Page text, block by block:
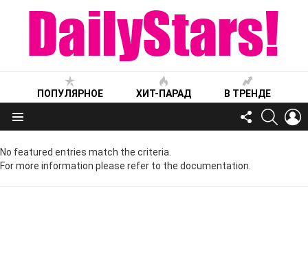
ПОПУЛЯРНОЕ ХИТ-ПАРАД В ТРЕНДЕ
Меню
FOLLOW
US
No featured entries match the criteria.
For more information please refer to the documentation.